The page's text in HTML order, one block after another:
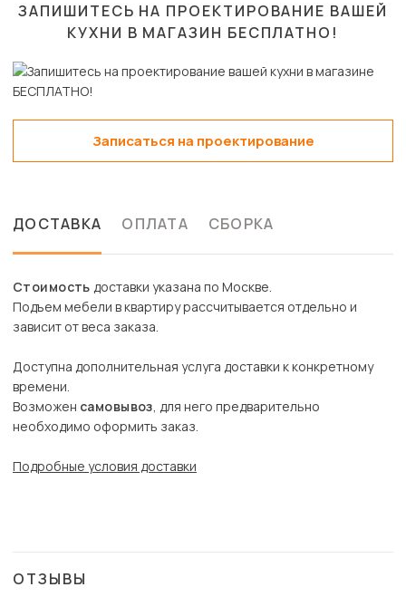
ЗАПИШИТЕСЬ НА ПРОЕКТИРОВАНИЕ ВАШЕЙ
КУХНИ В МАГАЗИН БЕСПЛАТНО!
Записаться на проектирование
ДОСТАВКА ОПЛАТА СБОРКА
Стоимость доставки указана по Москве.
Подъем мебели в квартиру рассчитывается отдельно и
зависит от веса заказа.
Доступна дополнительная услуга доставки к конкретному
времени.
Возможен самовывоз, для него предварительно
необходимо оформить заказ.
Подробные условия доставки
ОТЗЫВЫ